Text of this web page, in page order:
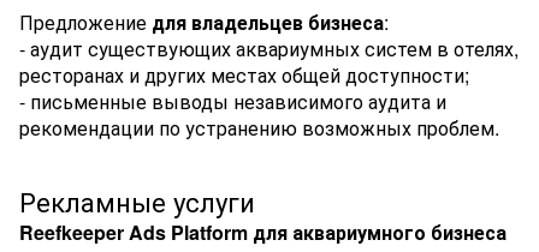
Предложение для владельцев бизнеса:
- аудит существующих аквариумных систем в отелях,
ресторанах и других местах общей доступности;
- письменные выводы независимого аудита и
рекомендации по устранению возможных проблем.
Рекламные услуги
Reefkeeper Ads Platform для аквариумного бизнеса